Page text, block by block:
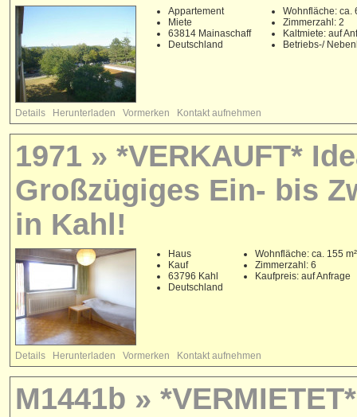
Appartement
Miete
63814 Mainaschaff
Deutschland
Wohnfläche: ca.
Zimmerzahl: 2
Kaltmiete: auf
Betriebs-/
Details Herunterladen Vormerken Kontakt aufnehmen
1971 » *VERKAUFT*
Großzügiges Ein- bis
in Kahl!
Haus
Kauf
63796 Kahl
Deutschland
Wohnfläche: ca. 155 m²
Zimmerzahl: 6
Kaufpreis: auf Anfrage
Details Herunterladen Vormerken Kontakt aufnehmen
M1441b »